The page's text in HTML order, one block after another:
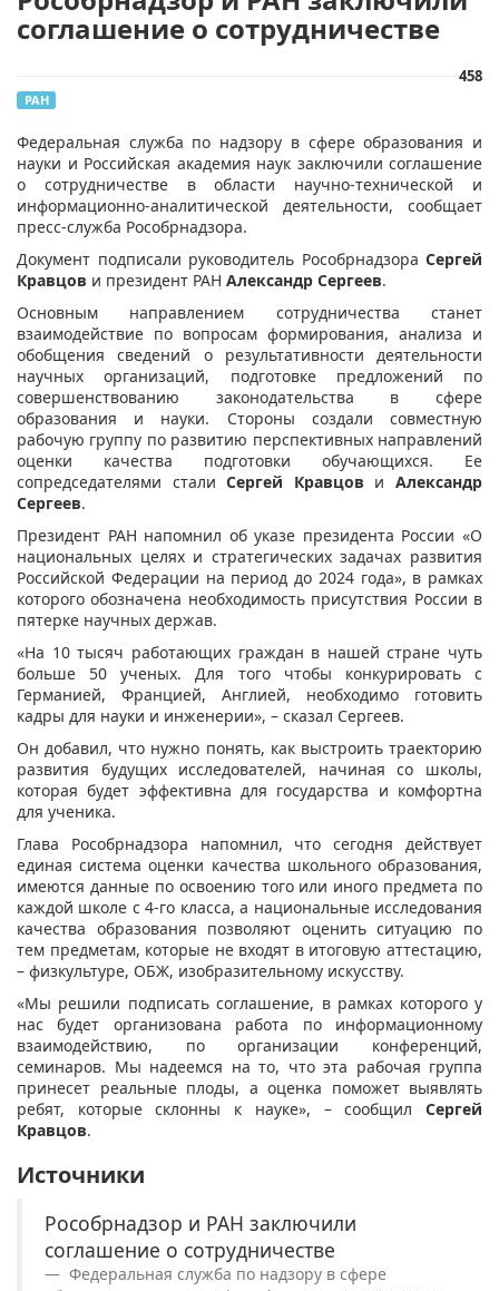
соглашение о сотрудничестве
458
РАН
​Федеральная служба по надзору в сфере образования и
науки и Российская академия наук заключили соглашение
о сотрудничестве в области научно-технической и
информационно-аналитической деятельности, сообщает
пресс-служба Рособрнадзора.
Документ подписали руководитель Рособрнадзора Сергей
Кравцов и президент РАН Александр Сергеев.
Основным направлением сотрудничества станет
взаимодействие по вопросам формирования, анализа и
обобщения сведений о результативности деятельности
научных организаций, подготовке предложений по
совершенствованию законодательства в сфере
образования и науки. Стороны создали совместную
рабочую группу по развитию перспективных направлений
оценки качества подготовки обучающихся. Ее
сопредседателями сталиСергей Кравцов иАлександр
Сергеев.
Президент РАН напомнил об указе президента России «О
национальных целях и стратегических задачах развития
Российской Федерации на период до 2024 года», в рамках
которого обозначена необходимость присутствия России в
пятерке научных держав.
«На 10 тысяч работающих граждан в нашей стране чуть
больше 50 ученых. Для того чтобы конкурировать с
Германией, Францией, Англией, необходимо готовить
кадры для науки и инженерии», – сказал Сергеев.
Он добавил, что нужно понять, как выстроить траекторию
развития будущих исследователей, начиная со школы,
которая будет эффективна для государства и комфортна
для ученика.
Глава Рособрнадзора напомнил, что сегодня действует
единая система оценки качества школьного образования,
имеются данные по освоению того или иного предмета по
каждой школе с 4-го класса, а национальные исследования
качества образования позволяют оценить ситуацию по
тем предметам, которые не входят в итоговую аттестацию,
– физкультуре, ОБЖ, изобразительному искусству.
«Мы решили подписать соглашение, в рамках которого у
нас будет организована работа по информационному
взаимодействию, по организации конференций,
семинаров. Мы надеемся на то, что эта рабочая группа
принесет реальные плоды, а оценка поможет выявлять
ребят, которые склонны к науке», – сообщил Сергей
Кравцов.
Источники
Рособрнадзор и РАН заключили
соглашение о сотрудничестве
Федеральная служба по надзору в сфере